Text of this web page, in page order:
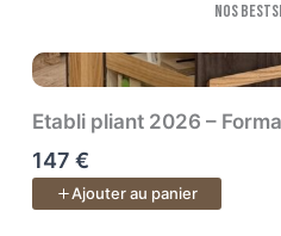
Nos
Etabli pliant 2026 –
147 €
Ajouter au panier